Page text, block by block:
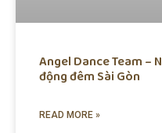
Angel Dance Team –
động đêm Sài Gòn
READ MORE »